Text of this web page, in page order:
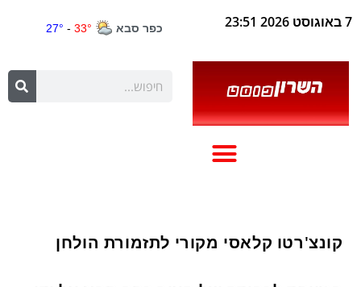
7 באוגוסט 2026 23:51
קונצ'רטו קלאסי מקורי לתזמורת הולחן